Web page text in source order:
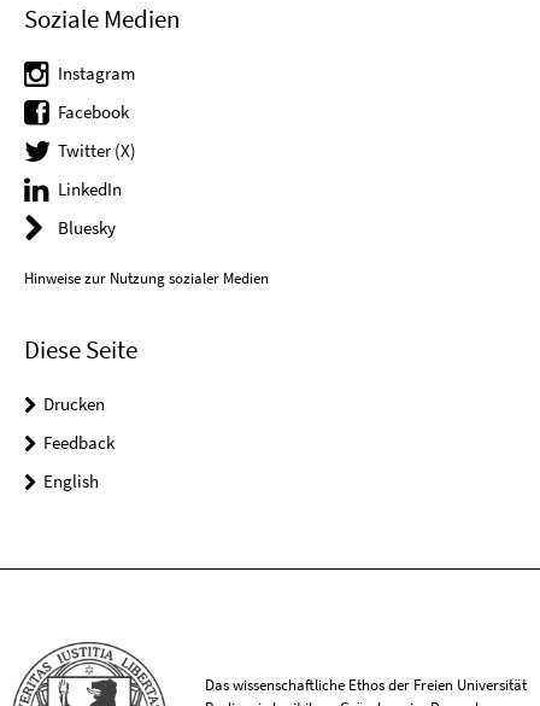
Soziale Medien
Instagram
Facebook
Twitter (X)
LinkedIn
Bluesky
Hinweise zur Nutzung sozialer Medien
Diese Seite
Drucken
Feedback
English
Das wissenschaftliche Ethos der Freien Universität